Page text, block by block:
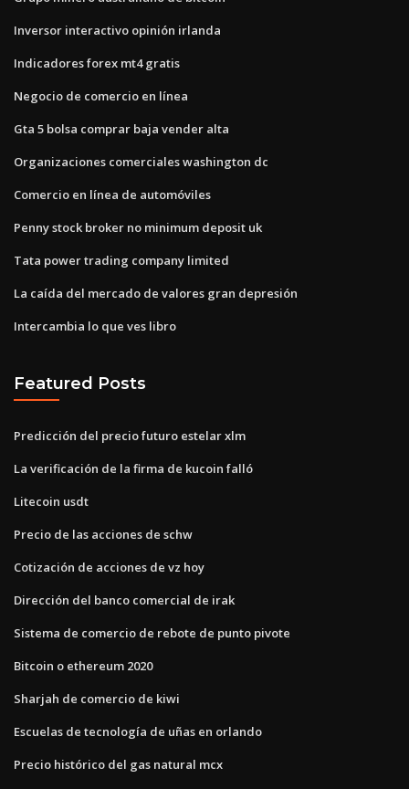
Inversor interactivo opinión irlanda
Indicadores forex mt4 gratis
Negocio de comercio en línea
Gta 5 bolsa comprar baja vender alta
Organizaciones comerciales washington dc
Comercio en línea de automóviles
Penny stock broker no minimum deposit uk
Tata power trading company limited
La caída del mercado de valores gran depresión
Intercambia lo que ves libro
Featured Posts
Predicción del precio futuro estelar xlm
La verificación de la firma de kucoin falló
Litecoin usdt
Precio de las acciones de schw
Cotización de acciones de vz hoy
Dirección del banco comercial de irak
Sistema de comercio de rebote de punto pivote
Bitcoin o ethereum 2020
Sharjah de comercio de kiwi
Escuelas de tecnología de uñas en orlando
Precio histórico del gas natural mcx